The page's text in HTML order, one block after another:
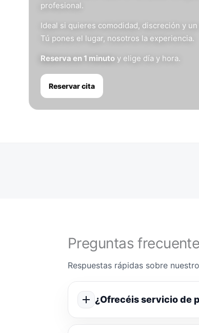
profesional.
Ideal si quieres comodidad, discreción y
Tú pones el lugar, nosotros la experiencia.
Reserva en 1 minuto y elige día y hora.
Reservar cita
Preguntas
Respuestas rápidas sobre
¿Ofrecéis servicio de